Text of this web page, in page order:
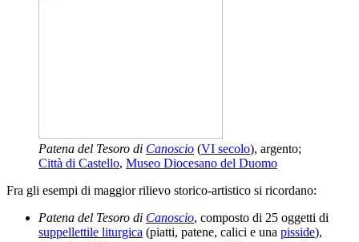
Patena del Tesoro di Canoscio (VI secolo), argento;
Città di Castello, Museo Diocesano del Duomo
Fra gli esempi di maggior rilievo storico-artistico si ricordano:
Patena del Tesoro di Canoscio, composto di 25 oggetti di
suppellettile liturgica (piatti, patene, calici e una pisside),